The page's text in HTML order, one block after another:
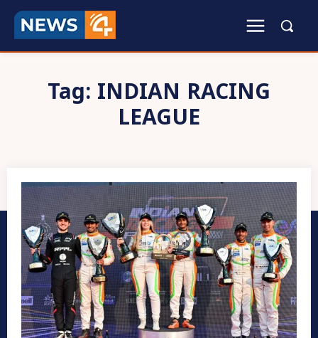
Tag: INDIAN RACING
LEAGUE